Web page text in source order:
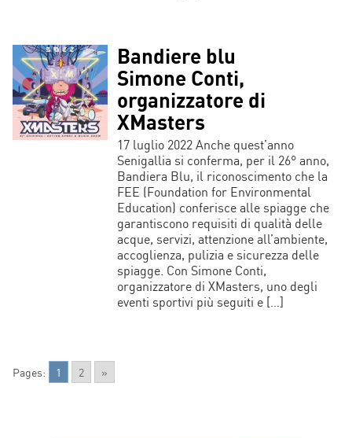
Bandiere blu
Simone Conti,
organizzatore di
XMasters
17 luglio 2022 Anche quest’anno
Senigallia si conferma, per il 26° anno,
Bandiera Blu, il riconoscimento che la
FEE (Foundation for Environmental
Education) conferisce alle spiagge che
garantiscono requisiti di qualità delle
acque, servizi, attenzione all’ambiente,
accoglienza, pulizia e sicurezza delle
spiagge. Con Simone Conti,
organizzatore di XMasters, uno degli
eventi sportivi più seguiti e […]
Pages: 1 2 »